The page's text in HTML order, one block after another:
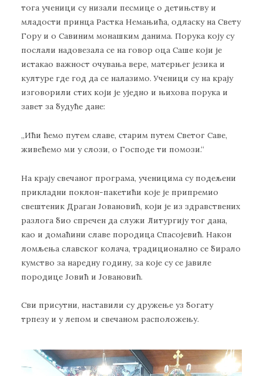
тога ученици су низали песмице о детињству и
младости принца Растка Немањића, одласку на Свету
Гору и о Савиним монашким данима. Порука коју су
послали надовезала се на говор оца Саше који је
истакао важност очувања вере, матерњег језика и
културе где год да се налазимо. Ученици су на крају
изговорили стих који је уједно и њихова порука и
завет за будуће дане:
„Ићи ћемо путем славе, старим путем Светог Саве,
живећемо ми у слози, о Господе ти помози.“
На крају свечаног програма, ученицима су подељени
прикладни поклон-пакетићи које је припремио
свештеник Драган Јовановић, који је из здравствених
разлога био спречен да служи Литургију тог дана,
као и домаћини славе породица Спасојевић. Након
ломљења славског колача, традиционално се бирало
кумство за наредну годину, за које су се јавиле
породице Јовић и Јовановић.
Сви присутни, наставили су дружење уз богату
трпезу и у лепом и свечаном расположењу.